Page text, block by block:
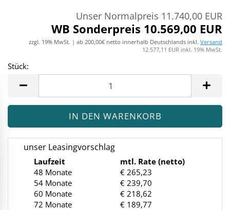
Unser Normalpreis 11.740,00 EUR
WB Sonderpreis 10.569,00 EUR
zzgl. 19% MwSt. | ab 200,00€ netto innerhalb Deutschlands inkl. Versand
12.577,11 EUR inkl. 19% MwSt.
Stück:
unser Leasingvorschlag
Laufzeit
mtl. Rate (netto)
48 Monate
€ 265,23
54 Monate
€ 239,70
60 Monate
€ 218,62
72 Monate
€ 189,77